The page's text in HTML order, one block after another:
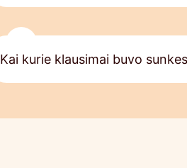
Kai kurie klausimai buvo